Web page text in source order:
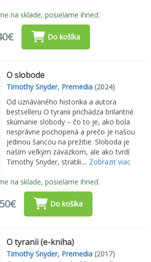
na sklade, posielame ihneď.
Do košíka
O slobode
Timothy Snyder, Premedia (2024)
Od uznávaného historika a autora
bestselleru O tyranii prichádza brilantné
skúmanie slobody – čo to je, ako bola
nesprávne pochopená a prečo je našou
jedinou šancou na prežitie. Sloboda je
naším veľkým záväzkom, ale ako tvrdí
Timothy Snyder, stratili.... Zobraziť viac
na sklade, posielame ihneď.
Do košíka
O tyranii (e-kniha)
Timothy Snyder, Premedia (2017)